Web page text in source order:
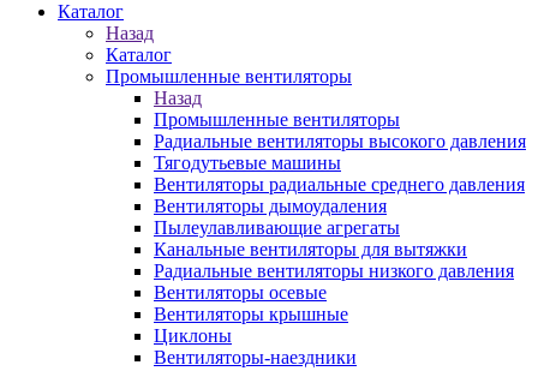
Каталог
Назад
Каталог
Промышленные вентиляторы
Назад
Промышленные вентиляторы
Радиальные вентиляторы высокого давления
Тягодутьевые машины
Вентиляторы радиальные среднего давления
Вентиляторы дымоудаления
Пылеулавливающие агрегаты
Канальные вентиляторы для вытяжки
Радиальные вентиляторы низкого давления
Вентиляторы осевые
Вентиляторы крышные
Циклоны
Вентиляторы-наездники